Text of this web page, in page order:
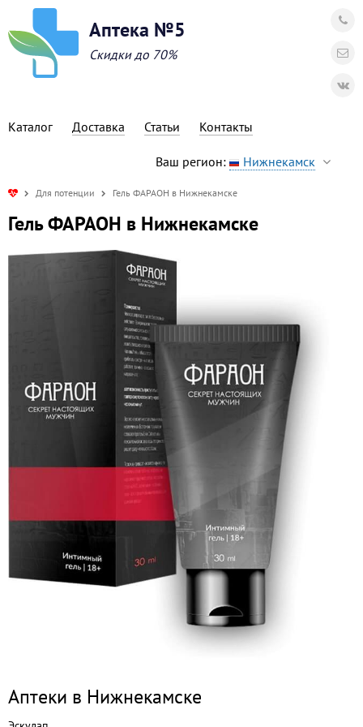
Аптека №5
Скидки до 70%
Каталог Доставка Статьи Контакты
Ваш регион: Нижнекамск
Для потенции Гель ФАРАОН в Нижнекамске
Гель ФАРАОН в Нижнекамске
Аптеки в Нижнекамске